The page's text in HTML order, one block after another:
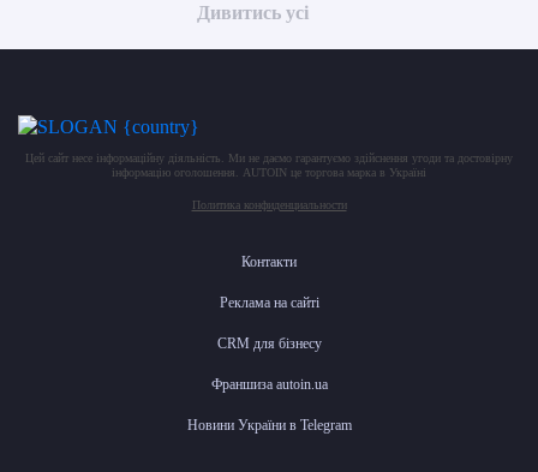
Дивитись усі
Цей сайт несе інформаційну діяльність. Ми не даємо гарантуємо здійснення угоди та достовірну
інформацію оголошення. AUTOIN це торгова марка в Україні
Политика конфиденциальности
Контакти
Реклама на сайті
CRM для бізнесу
Франшиза autoin.ua
Новини України в Telegram